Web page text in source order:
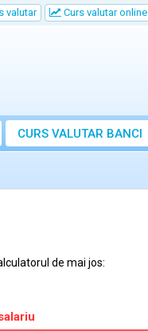
valutar Curs valutar online
CURS VALUTAR BANCI
de mai jos: